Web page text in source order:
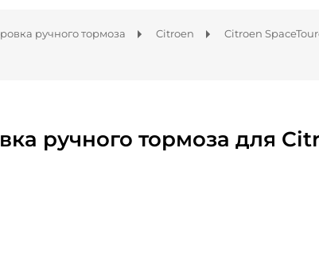
ручного тормоза Citroen Citroen
ручного тормоза для